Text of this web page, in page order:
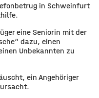
in Schweinfurt
eine Seniorin mit der
dazu, einen
Unbekannten zu
ein Angehöriger